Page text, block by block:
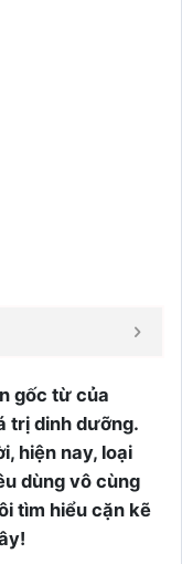
gốc từ của
trị dinh dưỡng.
hiện nay, loại
dùng vô cùng
tìm hiểu cặn kẽ